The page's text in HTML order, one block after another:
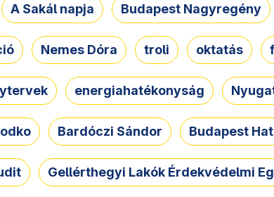
A Sakál napja Budapest Nagyregény
Nemes Dóra troli oktatás
energiahatékonyság
Bardóczi Sándor Budapest
Gellérthegyi Lakók Érdekvédelmi